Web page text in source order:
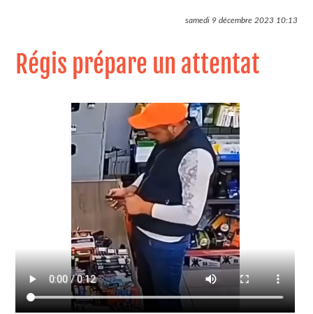
samedi 9 décembre 202310:13
Régis prépare un attentat